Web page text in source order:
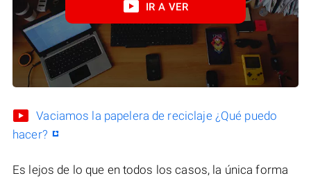
IR A VER
Vaciamos la papelera de reciclaje ¿Qué puedo
hacer?
Es lejos de lo que en todos los casos, la única forma